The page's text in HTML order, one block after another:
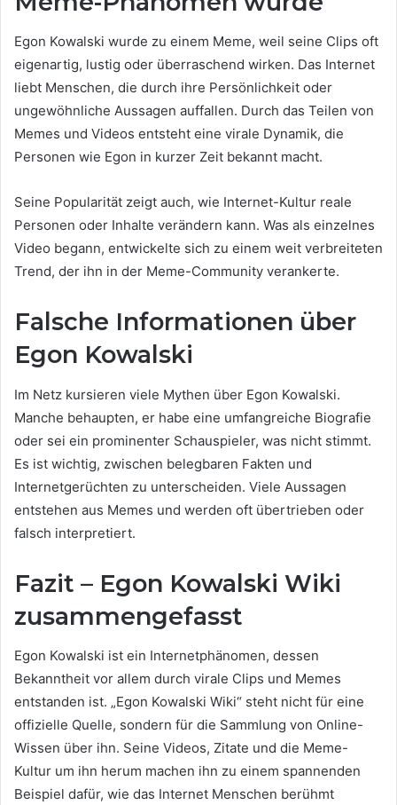
Egon Kowalski wurde zu einem Meme, weil seine Clips oft
eigenartig, lustig oder überraschend wirken. Das Internet
liebt Menschen, die durch ihre Persönlichkeit oder
ungewöhnliche Aussagen auffallen. Durch das Teilen von
Memes und Videos entsteht eine virale Dynamik, die
Personen wie Egon in kurzer Zeit bekannt macht.
Seine Popularität zeigt auch, wie Internet-Kultur reale
Personen oder Inhalte verändern kann. Was als einzelnes
Video begann, entwickelte sich zu einem weit verbreiteten
Trend, der ihn in der Meme-Community verankerte.
Falsche Informationen über
Egon Kowalski
Im Netz kursieren viele Mythen über Egon Kowalski.
Manche behaupten, er habe eine umfangreiche Biografie
oder sei ein prominenter Schauspieler, was nicht stimmt.
Es ist wichtig, zwischen belegbaren Fakten und
Internetgerüchten zu unterscheiden. Viele Aussagen
entstehen aus Memes und werden oft übertrieben oder
falsch interpretiert.
Fazit – Egon Kowalski Wiki
zusammengefasst
Egon Kowalski ist ein Internetphänomen, dessen
Bekanntheit vor allem durch virale Clips und Memes
entstanden ist. „Egon Kowalski Wiki“ steht nicht für eine
offizielle Quelle, sondern für die Sammlung von Online-
Wissen über ihn. Seine Videos, Zitate und die Meme-
Kultur um ihn herum machen ihn zu einem spannenden
Beispiel dafür, wie das Internet Menschen berühmt